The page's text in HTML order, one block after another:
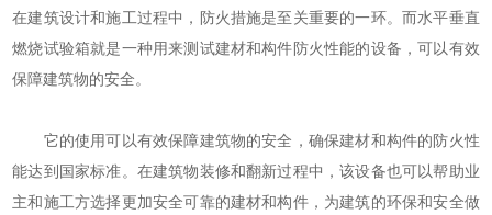
在建筑设计和施工过程中，防火措施是至关重要的一环。而水平垂直
燃烧试验箱就是一种用来测试建材和构件防火性能的设备，可以有效
保障建筑物的安全。
它的使用可以有效保障建筑物的安全，确保建材和构件的防火性
能达到国家标准。在建筑物装修和翻新过程中，该设备也可以帮助业
主和施工方选择更加安全可靠的建材和构件，为建筑的环保和安全做